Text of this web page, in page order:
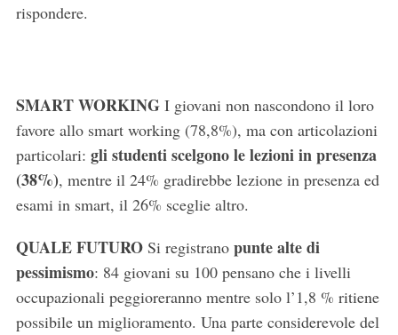
rispondere.
SMART WORKINGI giovani non nascondono il loro
favore allo smart working (78,8%), ma con articolazioni
particolari: gli studenti scelgono le lezioni in presenza
(38%), mentre il 24% gradirebbe lezione in presenza ed
esami in smart, il 26% sceglie altro.
QUALE FUTUROSi registrano punte alte di
pessimismo: 84 giovani su 100 pensano che i livelli
occupazionali peggioreranno mentre solo l’1,8 % ritiene
possibile un miglioramento. Una parte considerevole del